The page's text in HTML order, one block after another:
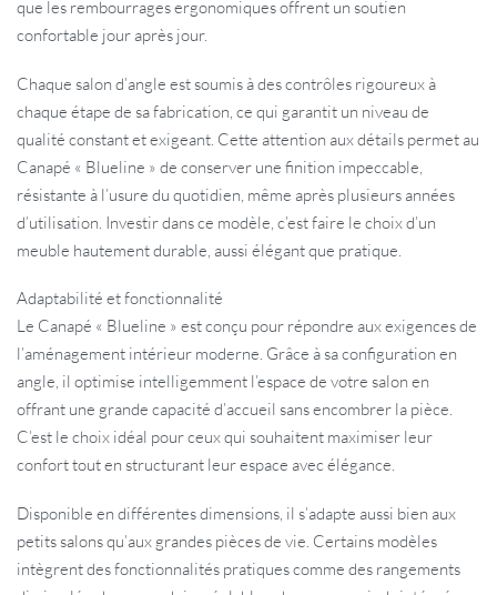
que les rembourrages ergonomiques offrent un soutien
confortable jour après jour.
Chaque salon d’angle est soumis à des contrôles rigoureux à
chaque étape de sa fabrication, ce qui garantit un niveau de
qualité constant et exigeant. Cette attention aux détails permet au
Canapé « Blueline » de conserver une finition impeccable,
résistante à l’usure du quotidien, même après plusieurs années
d’utilisation. Investir dans ce modèle, c’est faire le choix d’un
meuble hautement durable, aussi élégant que pratique.
Adaptabilité et fonctionnalité
Le Canapé « Blueline » est conçu pour répondre aux exigences de
l’aménagement intérieur moderne. Grâce à sa configuration en
angle, il optimise intelligemment l’espace de votre salon en
offrant une grande capacité d’accueil sans encombrer la pièce.
C’est le choix idéal pour ceux qui souhaitent maximiser leur
confort tout en structurant leur espace avec élégance.
Disponible en différentes dimensions, il s’adapte aussi bien aux
petits salons qu’aux grandes pièces de vie. Certains modèles
intègrent des fonctionnalités pratiques comme des rangements